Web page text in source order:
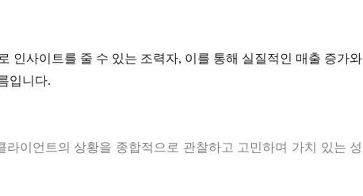
인사이트를 줄 수 있는 조력자, 이를 통해 실질적인 매출 증가와
입니다.
라이언트의 상황을 종합적으로 관찰하고 고민하며 가치 있는 성